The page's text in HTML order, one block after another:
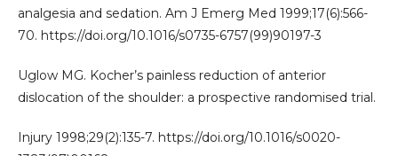
analgesia and sedation. Am J Emerg Med 1999;17(6):566-
70. https://doi.org/10.1016/s0735-6757(99)90197-3
Uglow MG. Kocher’s painless reduction of anterior
dislocation of the shoulder: a prospective randomised trial.
Injury 1998;29(2):135-7. https://doi.org/10.1016/s0020-